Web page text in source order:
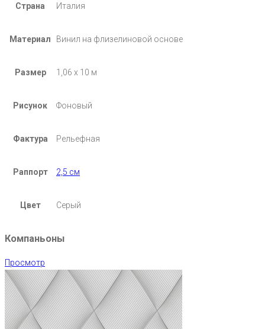
Страна Италия
Материал Винил на флизелиновой основе
Размер 1,06 х 10 м
Рисунок Фоновый
Фактура Рельефная
Раппорт 2,5 см
Цвет Серый
Компаньоны
Просмотр